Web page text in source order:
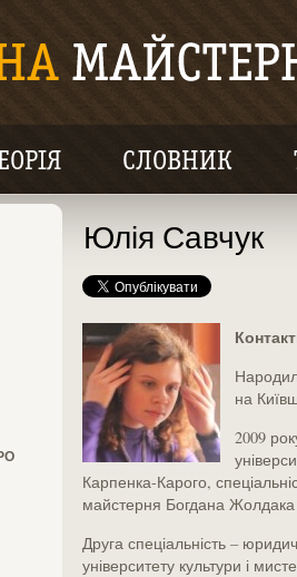
СЛОВНИК
Юлія Савчук
на
2009
Карпенка-Карого,
майстерня Богдана Жолдака
Друга спеціальність –
університету культури і